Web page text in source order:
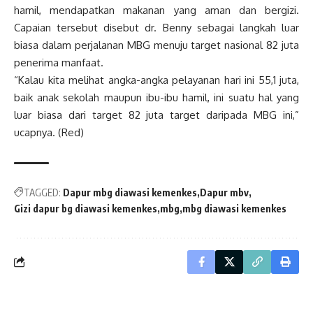
hamil, mendapatkan makanan yang aman dan bergizi.
Capaian tersebut disebut dr. Benny sebagai langkah luar
biasa dalam perjalanan MBG menuju target nasional 82 juta
penerima manfaat.
“Kalau kita melihat angka-angka pelayanan hari ini 55,1 juta,
baik anak sekolah maupun ibu-ibu hamil, ini suatu hal yang
luar biasa dari target 82 juta target daripada MBG ini,”
ucapnya. (Red)
TAGGED: Dapur mbg diawasi kemenkes Dapur mbv
Gizi dapur bg diawasi kemenkes mbg mbg diawasi kemenkes